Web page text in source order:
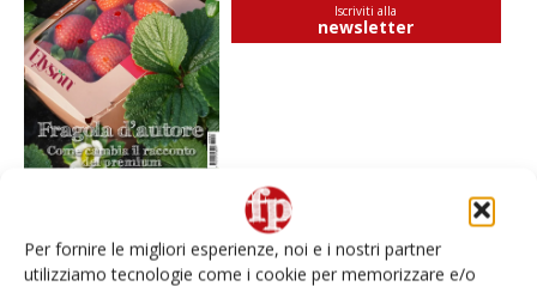
Per fornire le migliori esperienze, noi e i nostri partner
utilizziamo tecnologie come i cookie per memorizzare e/o
Iscriviti alla
newsletter
I più visti